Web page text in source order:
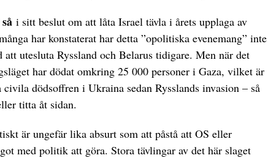
i sitt beslut om att låta Israel tävla i årets upplaga av
har konstaterat har detta ”opolitiska evenemang” inte
utesluta Ryssland och Belarus tidigare. Men när det
har dödat omkring 25 000 personer i Gaza, vilket är
civila dödsoffren i Ukraina sedan Rysslands invasion – så
titta åt sidan.
är ungefär lika absurt som att påstå att OS eller
med politik att göra. Stora tävlingar av det här slaget